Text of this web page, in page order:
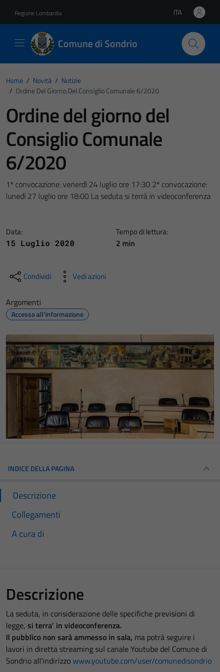
Regione Lombardia Lingua attiva:
ITA
Comune di Sondrio
Home / Novità / Notizie
/ Ordine Del Giorno Del Consiglio Comunale 6/2020
Ordine del giorno del
Consiglio Comunale
6/2020
1ª convocazione: venerdì 24 luglio ore 17:30 2ª convocazione:
lunedì 27 luglio ore 18:00 La seduta si terrà in videoconferenza
Data:
15 Luglio 2020
Tempo di lettura:
2 min
Condividi Vedi azioni
Argomenti
Accesso all'informazione
INDICE DELLA PAGINA
Descrizione
Collegamenti
A cura di
Descrizione
La seduta, in considerazione delle specifiche previsioni di
legge, si terra’ in videoconferenza.
Il pubblico non sarà ammesso in sala, ma potrà seguire i
lavori in diretta streaming sul canale Youtube del Comune di
Sondrio all’indirizzowww.youtube.com/user/comunedisondrio